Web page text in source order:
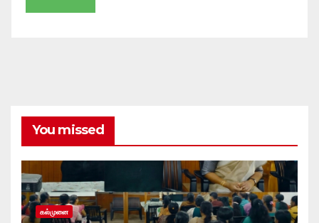
You missed
கல்முனை